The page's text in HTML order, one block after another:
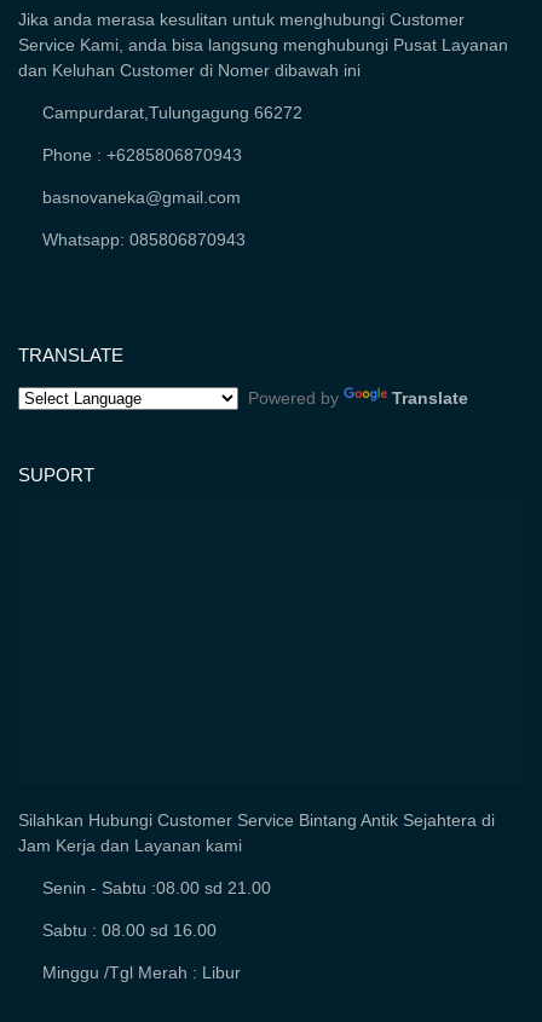
Jika anda merasa kesulitan untuk menghubungi Customer
Service Kami, anda bisa langsung menghubungi Pusat Layanan
dan Keluhan Customer di Nomer dibawah ini
Campurdarat,Tulungagung 66272
Phone : +6285806870943
basnovaneka@gmail.com
Whatsapp: 085806870943
TRANSLATE
Powered by Translate
SUPORT
Silahkan Hubungi Customer Service Bintang Antik Sejahtera di
Jam Kerja dan Layanan kami
Senin - Sabtu :08.00 sd 21.00
Sabtu : 08.00 sd 16.00
Minggu /Tgl Merah : Libur